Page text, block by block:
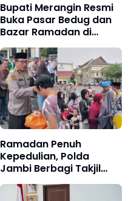
Bupati Merangin Resmi
Buka Pasar Bedug dan
Bazar Ramadan di
Bangko
Ramadan Penuh
Kepedulian, Polda
Jambi Berbagi Takjil
dan Sembako Kepada
Masyarakat